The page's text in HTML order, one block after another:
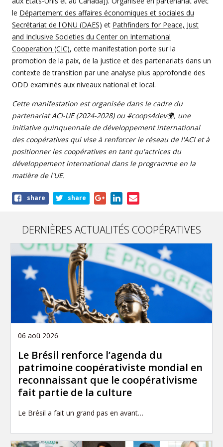
le Département des affaires économiques et sociales du
Secrétariat de l'ONU (DAES) et Pathfinders for Peace, Just
and Inclusive Societies du Center on International
Cooperation (CIC), cette manifestation porte sur la
promotion de la paix, de la justice et des partenariats dans un
contexte de transition par une analyse plus approfondie des
ODD examinés aux niveaux national et local.
Cette manifestation est organisée dans le cadre du
partenariat ACI-UE (2024-2028) ou #coops4dev🌍, une
initiative quinquennale de développement international
des coopératives qui vise à renforcer le réseau de l'ACI et à
positionner les coopératives en tant qu'actrices du
développement international dans le programme en la
matière de l'UE.
Shareshare share
DERNIÈRES ACTUALITÉS COOPÉRATIVES
06 aoû 2026
Le Brésil renforce l’agenda du
patrimoine coopérativiste mondial en
reconnaissant que le coopérativisme
fait partie de la culture
Le Brésil a fait un grand pas en avant…